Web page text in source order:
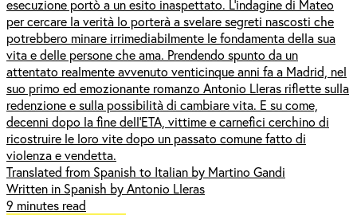
esecuzione portò a un esito inaspettato. L’indagine di Mateo
per cercare la verità lo porterà a svelare segreti nascosti che
potrebbero minare irrimediabilmente le fondamenta della sua
vita e delle persone che ama. Prendendo spunto da un
attentato realmente avvenuto venticinque anni fa a Madrid, nel
suo primo ed emozionante romanzo Antonio Lleras riflette sulla
redenzione e sulla possibilità di cambiare vita. E su come,
decenni dopo la fine dell'ETA, vittime e carnefici cerchino di
ricostruire le loro vite dopo un passato comune fatto di
violenza e vendetta.
Translated from Spanish to Italian by Martino Gandi
Written in Spanish by Antonio Lleras
9 minutes read